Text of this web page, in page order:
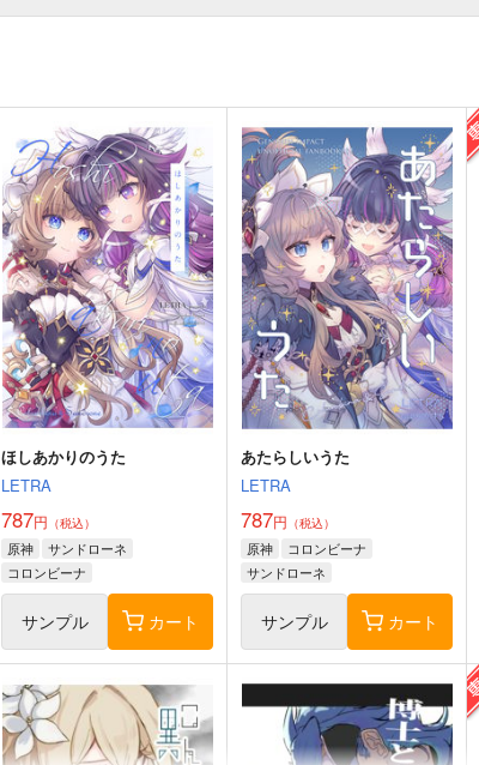
ほしあかりのうた
LETRA
787円 （税込）
原神
サンドローネ
コロンビーナ
サンプル カート
あたらしいうた
LETRA
787円 （税込）
原神
コロンビーナ
サンドローネ
サンプル カート